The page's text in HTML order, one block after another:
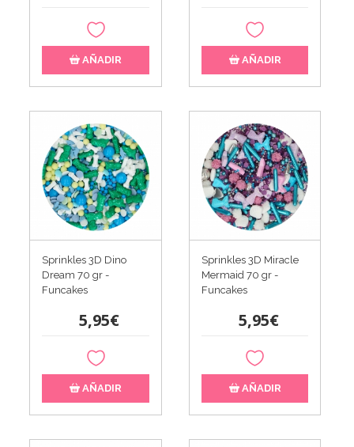
AÑADIR AÑADIR
Sprinkles 3D Dino
Dream 70 gr -
Funcakes
5,95€
AÑADIR
Sprinkles 3D Miracle
Mermaid 70 gr -
Funcakes
5,95€
AÑADIR